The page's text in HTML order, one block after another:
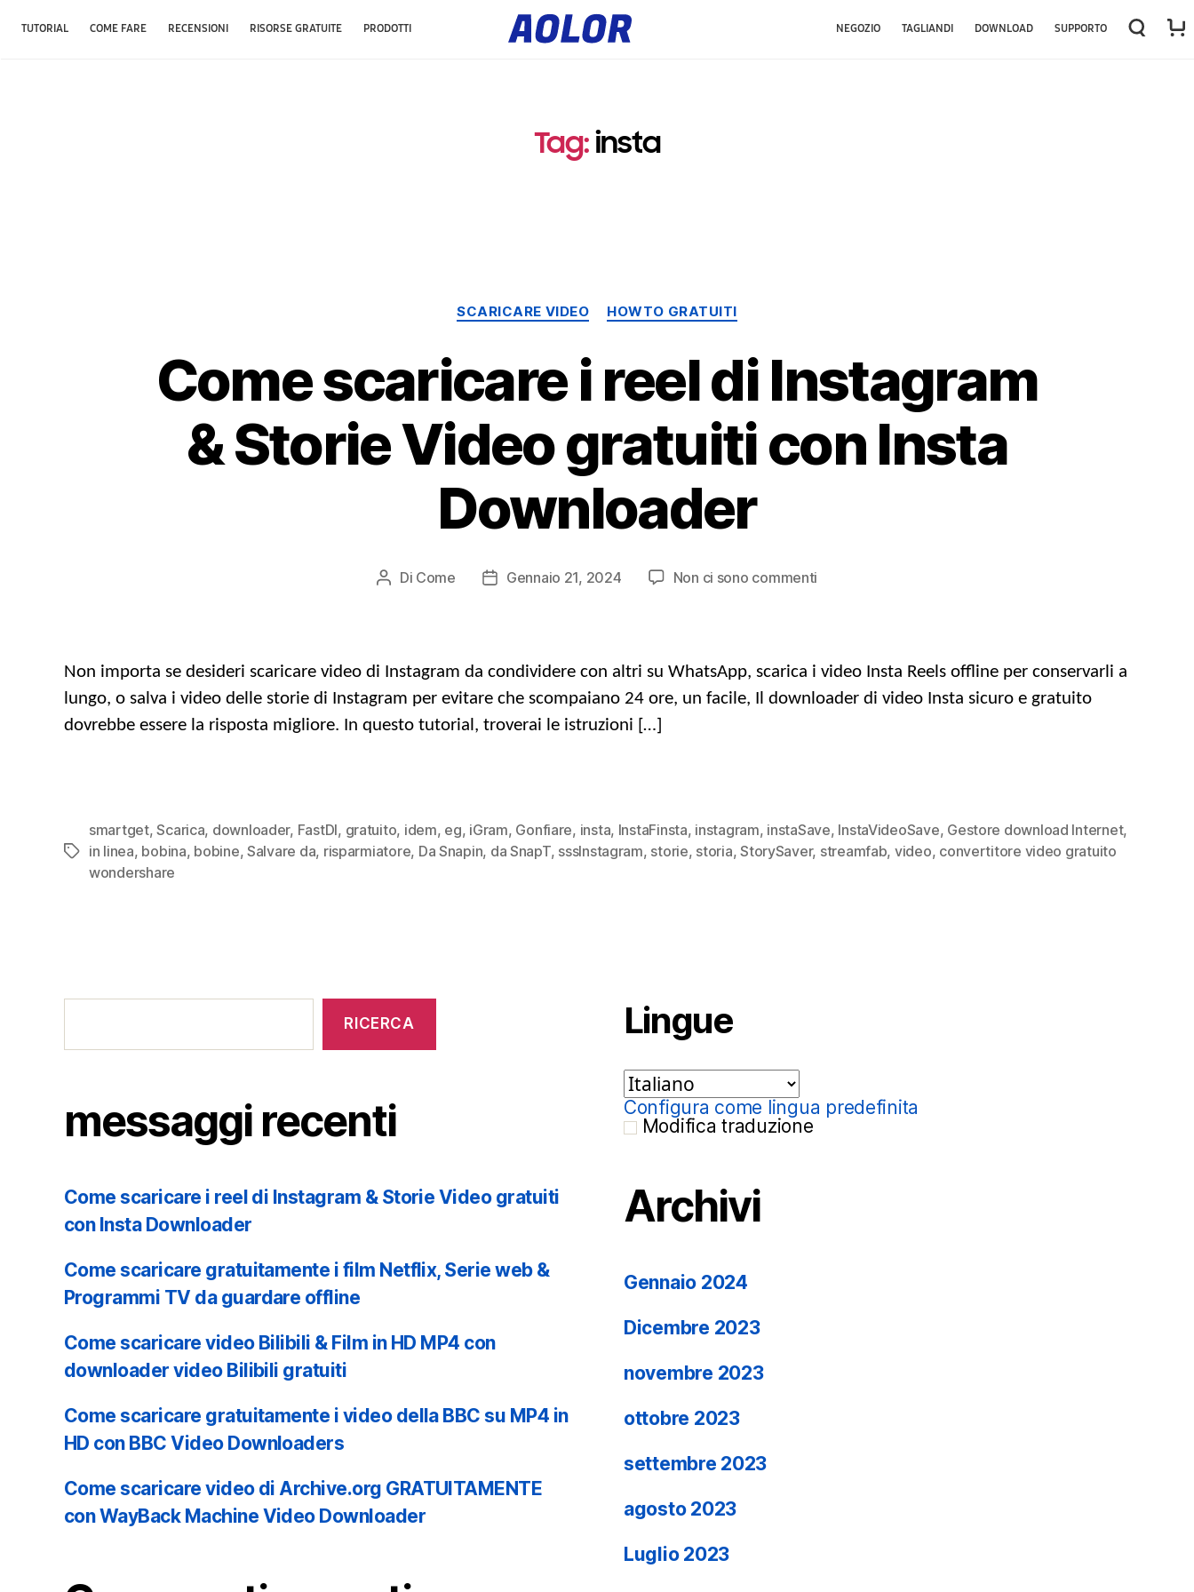
TUTORIAL COME FARE RECENSIONI RISORSE GRATUITE PRODOTTI
o
g
o
NEGOZIO TAGLIANDI DOWNLOAD SUPPORTO
Tag: insta
Categorie
SCARICARE VIDEO HOWTO GRATUITI
Come scaricare i reel di Instagram
& Storie Video gratuiti con Insta
Downloader
Post
Di Come
DataGennaio 21, 2024 Non ci sono commenti
reel
di
Instagram
Insta
Downloader
Non importa se desideri scaricare video di Instagram da condividere con altri su WhatsApp, scarica i video Insta Reels offline per conservarli a
lungo, o salva i video delle storie di Instagram per evitare che scompaiano 24 ore, un facile, Il downloader di video Insta sicuro e gratuito
dovrebbe essere la risposta migliore. In questo tutorial, troverai le istruzioni […]
Tag
smartget,Scarica, downloader, FastDl, gratuito, idem, eg, iGram, Gonfiare, insta, InstaFinsta, instagram, instaSave, InstaVideoSave, Gestore download Internet,
in linea, bobina, bobine,Salvare da, risparmiatore, Da Snapin, da SnapT, sssInstagram, storie, storia,StorySaver, streamfab, video, convertitore video gratuito
wondershare
messaggi
RICERCA
messaggi recenti
Come scaricare i reel di Instagram & Storie Video gratuiti
con Insta Downloader
Come scaricare gratuitamente i film Netflix, Serie web &
Programmi TV da guardare offline
Come scaricare video Bilibili & Film in HD MP4 con
downloader video Bilibili gratuiti
Come scaricare gratuitamente i video della BBC su MP4 in
HD con BBC Video Downloaders
Come scaricare video di Archive.org GRATUITAMENTE
con WayBack Machine Video Downloader
Lingue
Configura come lingua predefinita
Modifica traduzione
Archivi
Gennaio 2024
Dicembre 2023
novembre 2023
ottobre 2023
settembre 2023
agosto 2023
Luglio 2023